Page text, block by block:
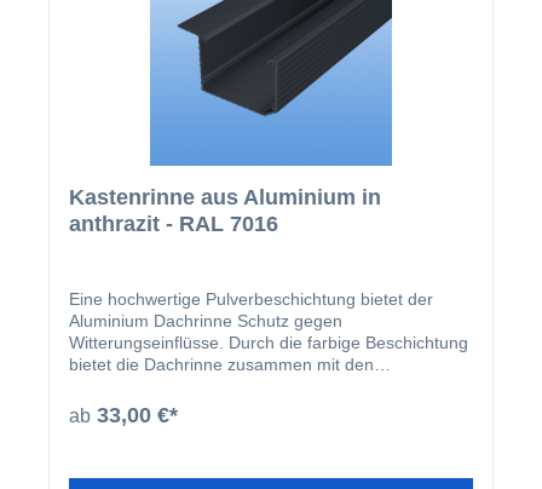
Kastenrinne aus Aluminium in
anthrazit - RAL 7016
Eine hochwertige Pulverbeschichtung bietet der
Aluminium Dachrinne Schutz gegen
Witterungseinflüsse. Durch die farbige Beschichtung
bietet die Dachrinne zusammen mit den
homogenes Gesamtbild.
ab 33,00 €*